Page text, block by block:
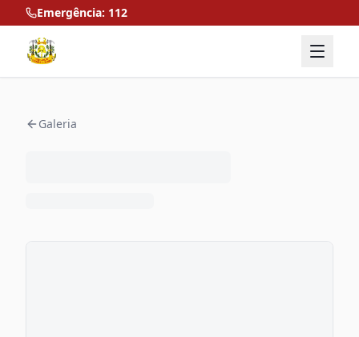
Emergência: 112
Galeria